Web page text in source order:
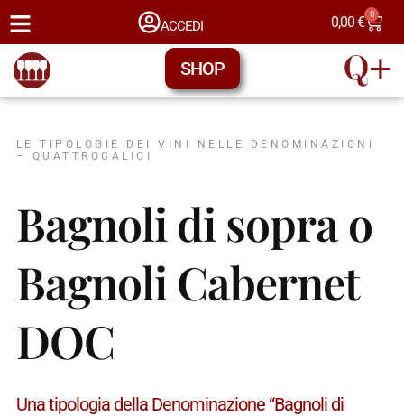
ACCEDI 0,00€ 0
SHOP
LE TIPOLOGIE DEI VINI NELLE DENOMINAZIONI
– QUATTROCALICI
Bagnoli di sopra o
Bagnoli Cabernet
DOC
Una tipologia della Denominazione “Bagnoli di